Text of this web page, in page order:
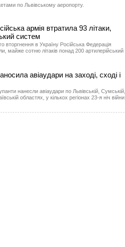
по Львівському аеропорту.
армія втратила 93 літаки,
систем
вторгнення в Україну Російська Федерація
майже сотню літаків понад 200 артилерійський
авіаудари на заході, сході і
нанесли авіаудари по Львівській, Сумській,
областях, у кількох регіонах 23-я ніч війни